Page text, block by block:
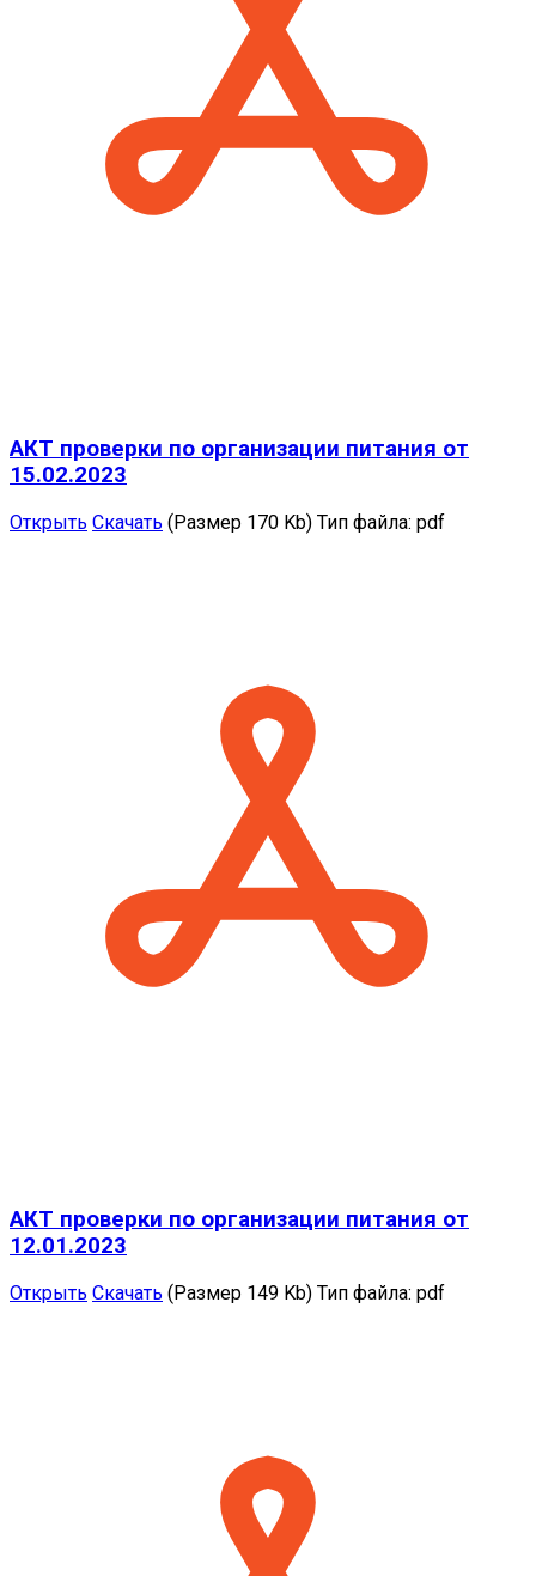
АКТ проверки по организации питания от
15.02.2023
Открыть Скачать (Размер 170 Kb) Тип файла: pdf
АКТ проверки по организации питания от
12.01.2023
Открыть Скачать (Размер 149 Kb) Тип файла: pdf